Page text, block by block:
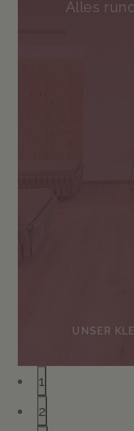
Alles
UNSER
1
2